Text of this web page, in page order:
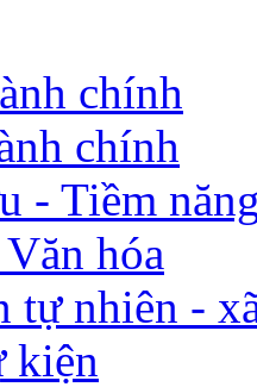
chính
chính
- Tiềm
hóa
tự nhiên -
kiện